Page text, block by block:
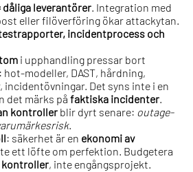
leverantörer. Integration med
eller filöverföring ökar attackytan.
incidentprocess och
i upphandling pressar bort
modeller, DAST, hårdning,
incidentövningar. Det syns inte i en
det märks påfaktiska incidenter.
kontroller blir dyrt senare: outage-
.
: säkerhet är en ekonomi av
ett löfte om perfektion. Budgetera
, inte engångsprojekt.